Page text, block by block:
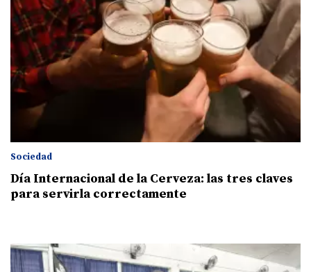
Sociedad
Día Internacional de la Cerveza: las tres claves
para servirla correctamente